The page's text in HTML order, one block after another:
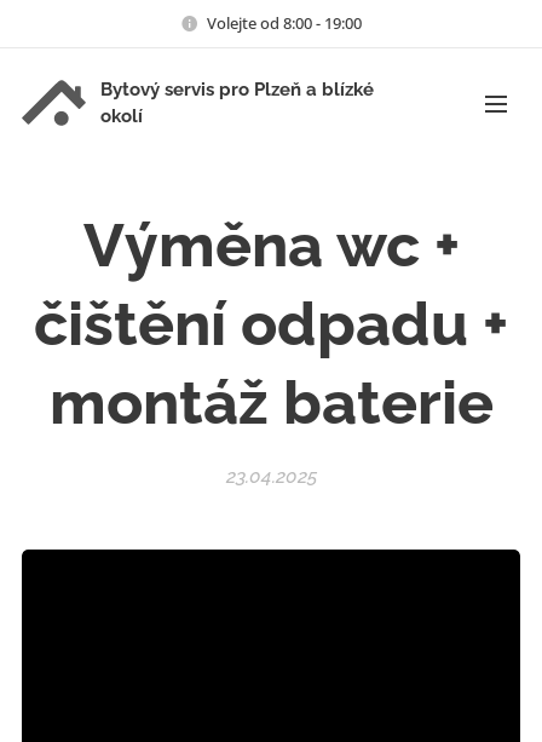
Volejte od 8:00 - 19:00
Bytový servis pro Plzeň a blízké
okolí
Výměna wc +
čištění odpadu +
montáž baterie
23.04.2025